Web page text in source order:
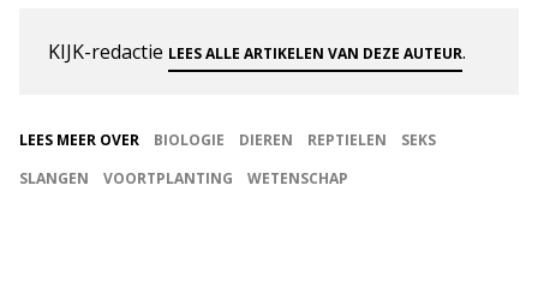
KIJK-redactie LEES ALLE ARTIKELEN VAN DEZE AUTEUR.
LEES MEER OVER BIOLOGIE DIEREN REPTIELEN
SEKS
SLANGEN
VOORTPLANTING WETENSCHAP